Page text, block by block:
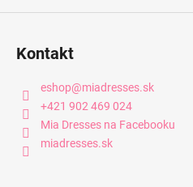
Kontakt
eshop@miadresses.sk
+421 902 469 024
Mia Dresses na Facebooku
miadresses.sk